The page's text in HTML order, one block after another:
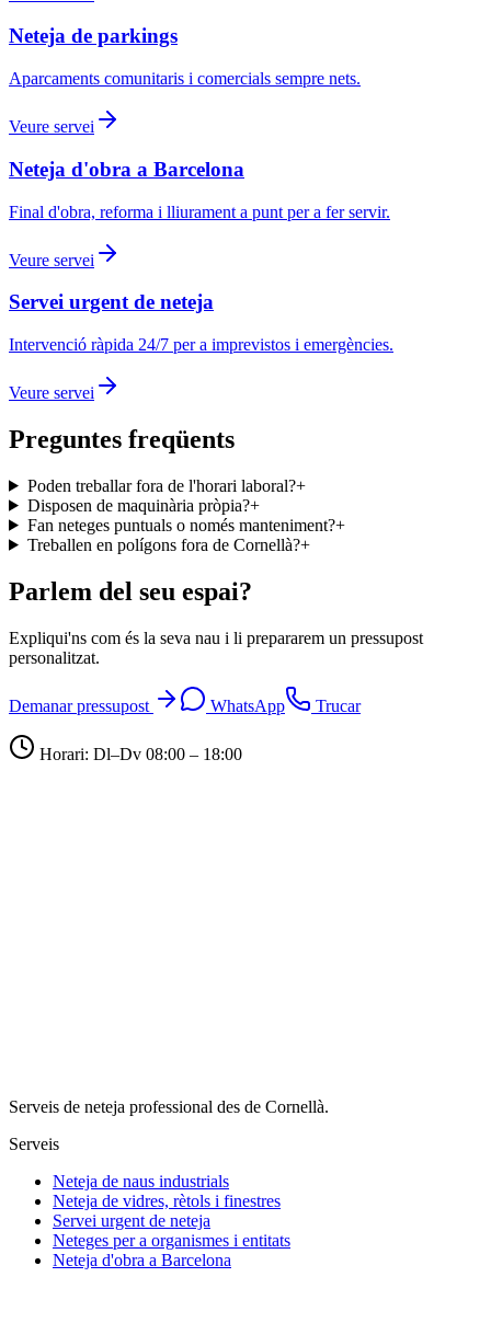
Neteja de parkings
Aparcaments comunitaris i comercials sempre nets.
Veure servei
Neteja d'obra a Barcelona
Final d'obra, reforma i lliurament a punt per a fer servir.
Veure servei
Servei urgent de neteja
Intervenció ràpida 24/7 per a imprevistos i emergències.
Veure servei
Preguntes freqüents
Poden treballar fora de l'horari laboral?+
Disposen de maquinària pròpia?+
Fan neteges puntuals o només manteniment?+
Treballen en polígons fora de Cornellà?+
Parlem del seu espai?
Expliqui'ns com és la seva nau i li prepararem un pressupost
personalitzat.
Demanar pressupost WhatsApp Trucar
Horari: Dl–Dv 08:00 – 18:00
Serveis de neteja professional des de Cornellà.
Serveis
Neteja de naus industrials
Neteja de vidres, rètols i finestres
Servei urgent de neteja
Neteges per a organismes i entitats
Neteja d'obra a Barcelona